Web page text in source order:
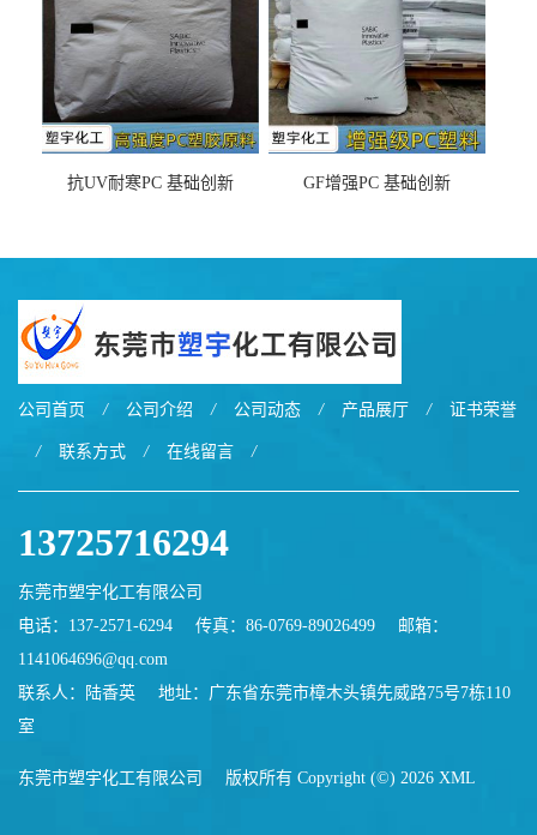
抗UV耐寒PC 基础创新
GF增强PC 基础创新
公司首页 / 公司介绍 / 公司动态 / 产品展厅 / 证书荣誉
/ 联系方式 / 在线留言 /
13725716294
东莞市塑宇化工有限公司
电话：137-2571-6294
传真：86-0769-89026499
邮箱：
1141064696@qq.com
联系人：陆香英
地址：广东省东莞市樟木头镇先威路75号7栋110
室
东莞市塑宇化工有限公司 版权所有 Copyright (©) 2026 XML